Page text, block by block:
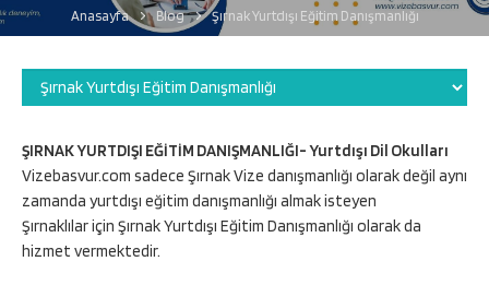
Anasayfa Blog Şırnak Yurtdışı Eğitim Danışmanlığı
ŞIRNAK YURTDIŞI EĞİTİM DANIŞMANLIĞI- Yurtdışı Dil Okulları
Vizebasvur.com sadece Şırnak Vize danışmanlığı olarak değil aynı
zamanda yurtdışı eğitim danışmanlığı almak isteyen
Şırnaklılar için Şırnak Yurtdışı Eğitim Danışmanlığı olarak da
hizmet vermektedir.